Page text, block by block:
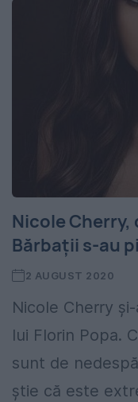
Nicole
Bărbații s-au
2 AUGUST 2020
Nicole Cherry
lui Florin Popa.
sunt de
știe că este